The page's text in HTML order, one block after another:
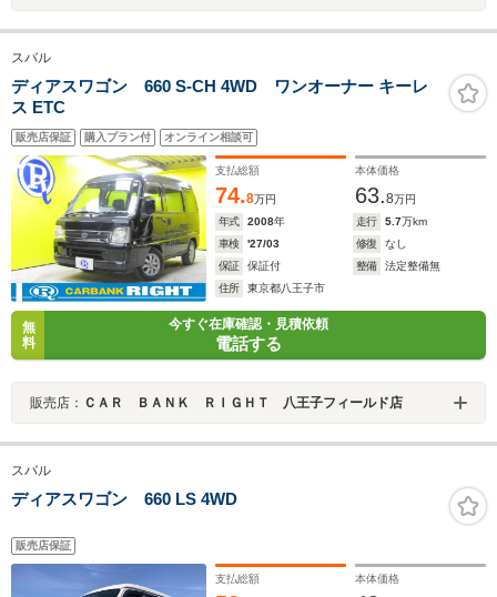
スバル
ディアスワゴン 660 S-CH 4WD ワンオーナー キーレ
ス ETC
販売店保証 購入プラン付 オンライン相談可
支払総額
74.8万円
本体価格
63.8万円
年式
2008年 走行 5.7万km
車検
'27/03 修復
なし
保証
保証付 整備
法定整備無
住所
東京都八王子市
無
料
今すぐ在庫確認・見積依頼
電話する
販売店： ＣＡＲ ＢＡＮＫ ＲＩＧＨＴ 八王子フィールド店
スバル
ディアスワゴン 660 LS 4WD
販売店保証
支払総額 本体価格